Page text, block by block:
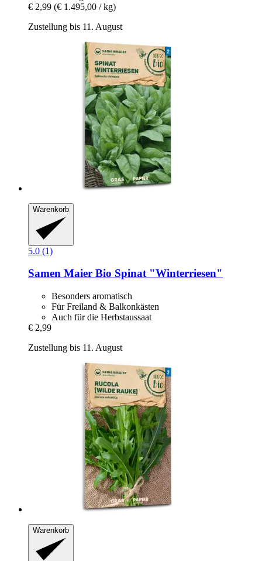
€ 2,99 (€ 1.495,00 / kg)
Zustellung bis 11. August
Warenkorb
5.0 (1)
Samen Maier Bio Spinat "Winterriesen"
Besonders aromatisch
Für Freiland & Balkonkästen
Auch für die Herbstaussaat
€ 2,99
Zustellung bis 11. August
Warenkorb